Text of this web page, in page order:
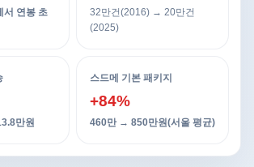
서 연봉 초
32만건(2016) → 20만건
(2025)
만원
스드메 기본 패키지
+84%
460만 → 850만원(서울 평균)